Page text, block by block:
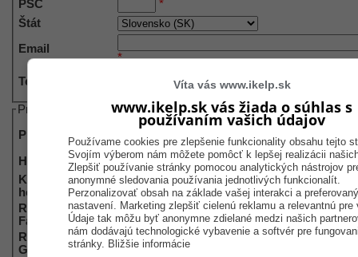
PSČ
*
Štát
Email
*
Telefón
Prihlasovacie údaje
Prihl. email
*
Heslo
*
Kontrola prihl.
hesla
*
Registrácia cez
Facebook
Prihlásiť sa cez Facebook
Registrácia cez
Google
Prihlásiť sa cez Google
Víta vás www.ikelp.sk
www.ikelp.sk vás žiada o súhlas s
používaním vašich údajov
Používame cookies pre zlepšenie funkcionality obsahu tejto
Svojím výberom nám môžete pomôcť k lepšej realizácii
Zlepšiť používanie stránky pomocou analytických nástrojov
anonymné sledovania používania jednotlivých funkcionalít.
Perzonalizovať obsah na základe vašej interakci a
nastavení. Marketing zlepšiť cielenú reklamu a relevantnú pre
Údaje tak môžu byť anonymne zdielané medzi našich
nám dodávajú technologické vybavenie a softvér pre
stránky. Bližšie informácie